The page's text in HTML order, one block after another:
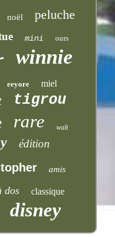
noël peluche
mini ours
winnie
eeyore miel
tigrou
rare walt
édition
amis
dos classique
disney